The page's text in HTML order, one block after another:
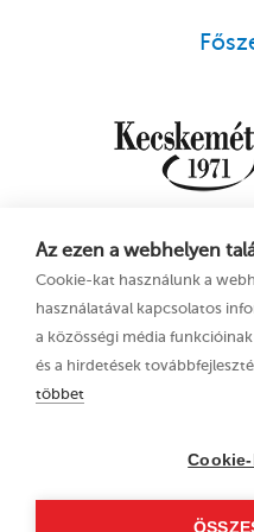
Az ezen a webhelyen
Cookie-kat használunk a
használatával kapcsolatos
a közösségi média
és a hirdetések
többet
2023. június 21–25.